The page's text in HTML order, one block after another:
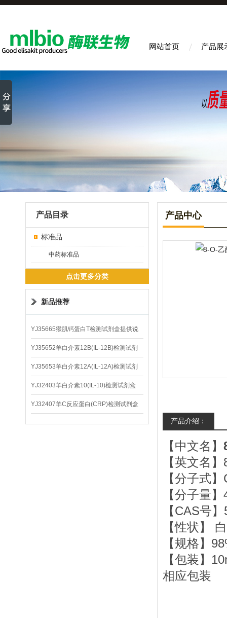
网站首页 产品展
产品目录
标准品
中药标准品
点击更多分类
新品推荐
YJ35665猴肌钙蛋白T检测试剂盒提供说
明书
YJ35652羊白介素12B(IL-12B)检测试剂
盒
YJ35653羊白介素12A(IL-12A)检测试剂
盒
YJ32403羊白介素10(IL-10)检测试剂盒
YJ32407羊C反应蛋白(CRP)检测试剂盒
产品中心
产品介绍：
【中文名】
【英文名
【分子式
【分子量
【CAS号
【性状】
【规格】
【包装】
相应包装